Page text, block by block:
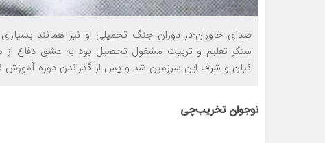
صدای خاوران-در دوران جنگ تحمیلی او نیز همانند
سنگر تعلیم و تربیت مشغول تحصیل بود به عشق دفاع از
کیان و شرف این سرزمین شد و پس از گذراندن دوره آموزش
نوجوان تخریب‌چی